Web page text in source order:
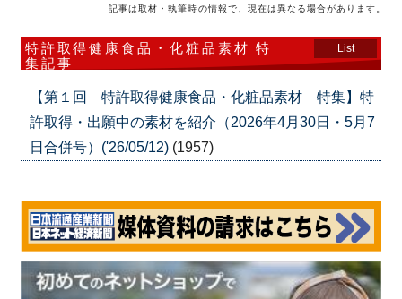
記事は取材・執筆時の情報で、現在は異なる場合があります。
特許取得健康食品・化粧品素材 特
集記事
List
【第１回 特許取得健康食品・化粧品素材 特集】特
許取得・出願中の素材を紹介（2026年4月30日・5月7
日合併号）('26/05/12) (1957)